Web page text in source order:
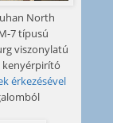
North
7 típusú
viszonylatú
kenyérpirító
érkezésével